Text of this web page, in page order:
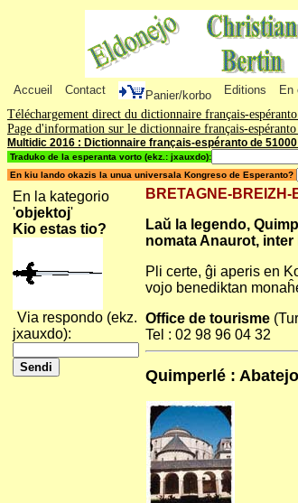
Accueil Contact Panier/korbo Editions En
Téléchargement direct du dictionnaire français-
Page d'information sur le dictionnaire français-
Multidic 2016 : Dictionnaire français-espéranto de
Traduko de la esperanta vorto (ekz.: jxauxdo):
En kiu lando okazis la unua universala Kongreso de Esperanto?
En la kategorio
'objektoj'
Kio estas tio?
Via respondo (ekz.
jxauxdo):
BRETAGNE-
Laŭ la legendo,
nomata Anaurot, inter
Pli certe, ĝi aperis en
vojo benediktan
Office de tourisme
Tel : 02 98 96 04 32
Quimperlé :